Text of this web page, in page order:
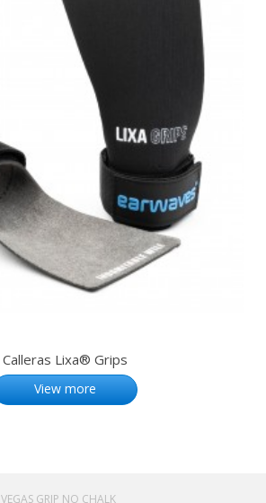
Calleras Lixa® Grips
View more
GRIP NO CHALK